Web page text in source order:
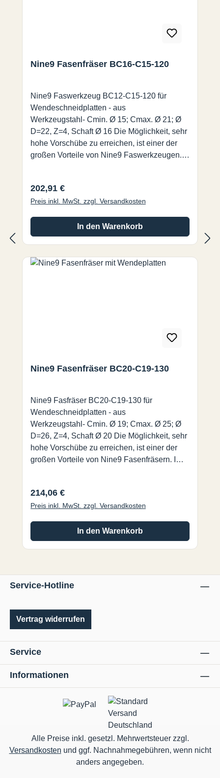
Nine9 Fasenfräser BC16-C15-120
Nine9 Faswerkzeug BC12-C15-120 für
Wendeschneidplatten - aus
Werkzeugstahl- Cmin. Ø 15; Cmax. Ø 21; Ø
D=22, Z=4, Schaft Ø 16 Die Möglichkeit, sehr
hohe Vorschübe zu erreichen, ist einer der
großen Vorteile von Nine9 Faswerkzeugen.
mal höhere Schnittgeschwindigkeit und einen
10 mal höheren Vorschub. Es ist eines der
Regulärer Preis:
202,91 €
Preis inkl. MwSt. zzgl. Versandkosten
In den Warenkorb
Nine9 Fasenfräser BC20-C19-130
Nine9 Fasfräser BC20-C19-130 für
Wendeschneidplatten - aus
Werkzeugstahl- Cmin. Ø 19; Cmax. Ø 25; Ø
D=26, Z=4, Schaft Ø 20 Die Möglichkeit, sehr
hohe Vorschübe zu erreichen, ist einer der
großen Vorteile von Nine9 Fasenfräsern. Im
Schnittgeschwindigkeit und einen 10 mal
höheren Vorschub. Es ist eines der
Regulärer Preis:
214,06 €
Preis inkl. MwSt. zzgl. Versandkosten
In den Warenkorb
Service-Hotline
Vertrag widerrufen
Service
Informationen
Alle Preise inkl. gesetzl. Mehrwertsteuer zzgl.
Versandkosten und ggf. Nachnahmegebühren, wenn nicht
anders angegeben.